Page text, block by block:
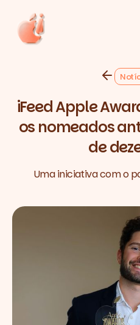
iFeed Apple
os nomeados
de
Uma iniciativa com o